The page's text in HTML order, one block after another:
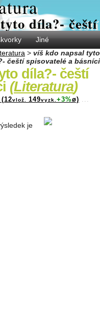
díla?-
Jiné
> víš kdo napsal tyto
čeští spisovatelé a básníci
díla?- čeští
(Literatura)
vlož. 149vyzk. +3%ø) ...
je